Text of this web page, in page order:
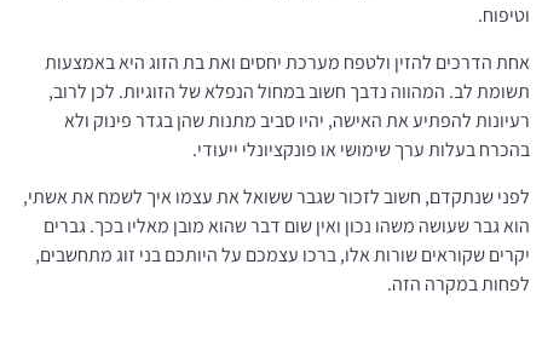
וטיפוח.
אחת הדרכים להזין ולטפח מערכת יחסים ואת בת הזוג היא באמצעות
תשומת לב. המהווה נדבך חשוב במחול הנפלא של הזוגיות. לכן לרוב,
רעיונות להפתיע את האישה, יהיו סביב מתנות שהן בגדר פינוק ולא
בהכרח בעלות ערך שימושי או פונקציונלי ייעודי.
לפני שנתקדם, חשוב לזכור שגבר ששואל את עצמו איך לשמח את אשתי,
הוא גבר שעושה משהו נכון ואין שום דבר שהוא מובן מאליו בכך. גברים
יקרים שקוראים שורות אלו, ברכו עצמכם על היותכם בני זוג מתחשבים,
לפחות במקרה הזה.